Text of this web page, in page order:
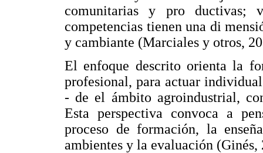
comunitarias y pro
competencias tienen una di
y cambiante (Marciales y otros,
El enfoque descrito orienta la
profesional, para actuar
- de el ámbito agroindustrial,
Esta perspectiva convoca a
proceso de formación, la
ambientes y la evaluación (Ginés,